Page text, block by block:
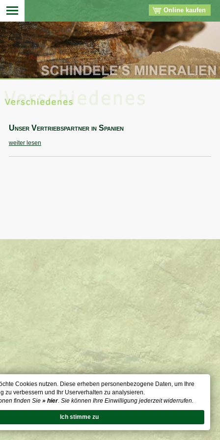
Cookies nutzen. Diese erheben personenbezogene Daten, um Ihre
zu verbessern und Ihr Userverhalten zu analysieren.
finden Sie » hier. Sie können Ihre Einwilligung jederzeit widerrufen.
Ich stimme zu
Online kaufen
▼
▼
Unser Vertriebspartner in Spanien
weiter lesen